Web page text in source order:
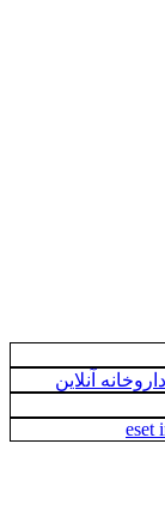
آنلاین